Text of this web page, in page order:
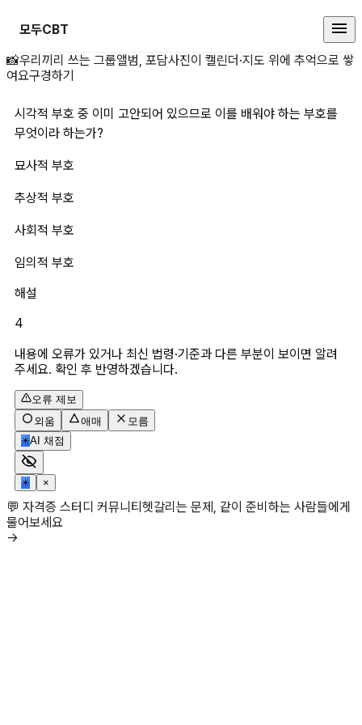
모두CBT
시각적 부호 중 이미 고안되어 있
📸우리끼리 쓰는 그룹앨범, 포담사진이 캘린더·지도 위에 추억으로 쌓
여요구경하기
시각적 부호 중 이미 고안되어 있으므로 이를 배워야 하는 부호를
무엇이라 하는가?
묘사적 부호
추상적 부호
사회적 부호
임의적 부호
해설
4
내용에 오류가 있거나 최신 법령·기준과 다른 부분이 보이면 알려
주세요. 확인 후 반영하겠습니다.
오류 제보
외움
애매
모름
✳AI 채점
✳ ×
💬 자격증 스터디 커뮤니티헷갈리는 문제, 같이 준비하는 사람들에게
물어보세요
→